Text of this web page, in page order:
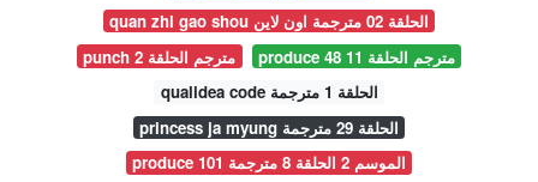
quan zhi gao shou الحلقة 02 مترجمة اون لاين
punch مترجم الحلقة 2
produce 48 مترجم الحلقة 11
qualidea code الحلقة 1 مترجمة
princess ja myung الحلقة 29 مترجمة
produce 101 الموسم 2 الحلقة 8 مترجمة